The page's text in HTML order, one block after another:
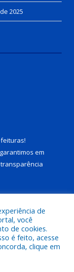
2025
!
em
de Pau D’arco.
de
você
de cookies.
é feito, acesse
clique em